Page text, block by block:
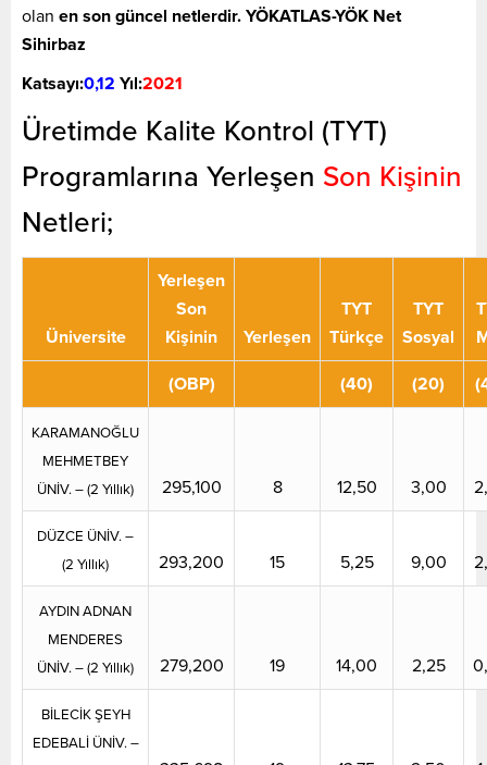
olan en son güncel netlerdir. YÖKATLAS-YÖK Net
Sihirbaz
Katsayı:0,12 Yıl:2021
Üretimde Kalite Kontrol (TYT)
Programlarına Yerleşen Son Kişinin
Netleri;
Üniversite
Yerleşen
Son
Kişinin
Yerleşen
TYT
Türkçe
TYT
Sosyal
(OBP) (40) (20)
KARAMANOĞLU
MEHMETBEY
ÜNİV. – (2 Yıllık)
295,100 8 12,50 3,00
DÜZCE ÜNİV. –
(2 Yıllık)
293,200 15 5,25 9,00
AYDIN ADNAN
MENDERES
ÜNİV. – (2 Yıllık)
279,200 19 14,00 2,25
BİLECİK ŞEYH
EDEBALİ ÜNİV. –